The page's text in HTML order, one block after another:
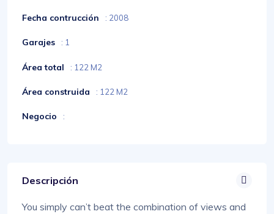
Fecha contrucción : 2008
Garajes : 1
Área total : 122 M2
Área construida : 122 M2
Negocio :
Descripción
You simply can’t beat the combination of views and